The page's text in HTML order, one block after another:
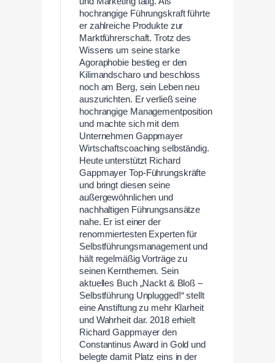
hochrangige Führungskraft führte
er zahlreiche Produkte zur
Marktführerschaft. Trotz des
Wissens um seine starke
Agoraphobie bestieg er den
Kilimandscharo und beschloss
noch am Berg, sein Leben neu
auszurichten. Er verließ seine
hochrangige Managementposition
und machte sich mit dem
Unternehmen Gappmayer
Wirtschaftscoaching selbständig.
Heute unterstützt Richard
Gappmayer Top-Führungskräfte
und bringt diesen seine
außergewöhnlichen und
nachhaltigen Führungsansätze
nahe. Er ist einer der
renommiertesten Experten für
Selbstführungsmanagement und
hält regelmäßig Vorträge zu
seinen Kernthemen. Sein
aktuelles Buch „Nackt & Bloß –
Selbstführung Unplugged!“ stellt
eine Anstiftung zu mehr Klarheit
und Wahrheit dar. 2018 erhielt
Richard Gappmayer den
Constantinus Award in Gold und
belegte damit Platz eins in der